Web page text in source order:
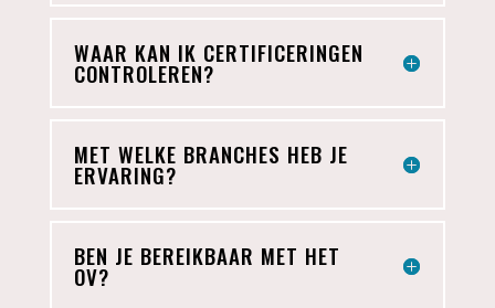
WAAR KAN IK CERTIFICERINGEN
CONTROLEREN?
MET WELKE BRANCHES HEB JE
ERVARING?
BEN JE BEREIKBAAR MET HET
OV?